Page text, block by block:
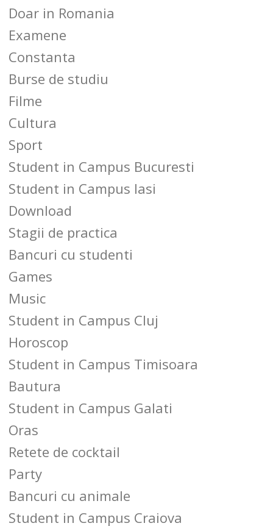
Doar in Romania
Examene
Constanta
Burse de studiu
Filme
Cultura
Sport
Student in Campus Bucuresti
Student in Campus Iasi
Download
Stagii de practica
Bancuri cu studenti
Games
Music
Student in Campus Cluj
Horoscop
Student in Campus Timisoara
Bautura
Student in Campus Galati
Oras
Retete de cocktail
Party
Bancuri cu animale
Student in Campus Craiova